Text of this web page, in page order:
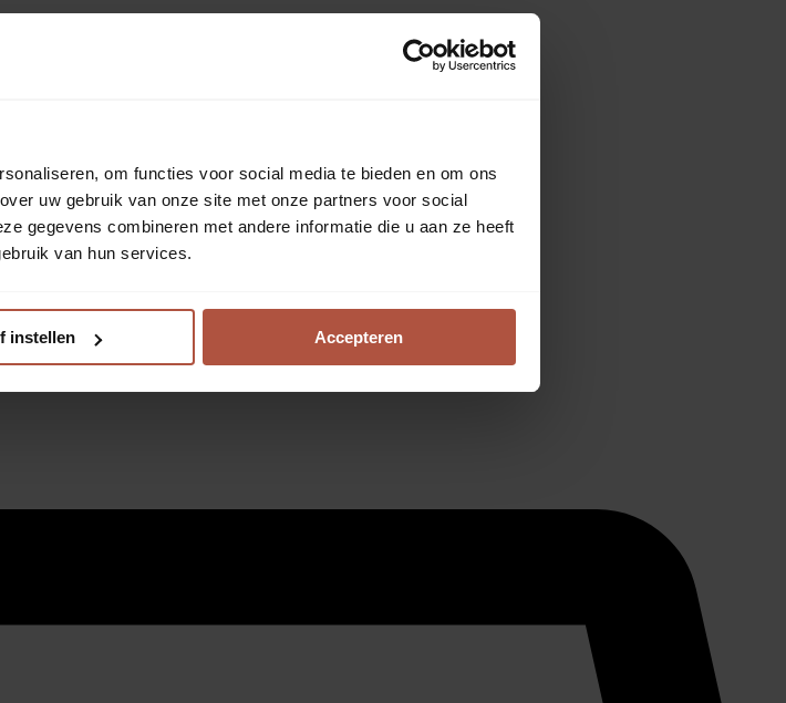
om functies voor social media te bieden en om ons
uw gebruik van onze site met onze partners voor social
gegevens combineren met andere informatie die u aan ze heeft
van hun services.
instellen Accepteren